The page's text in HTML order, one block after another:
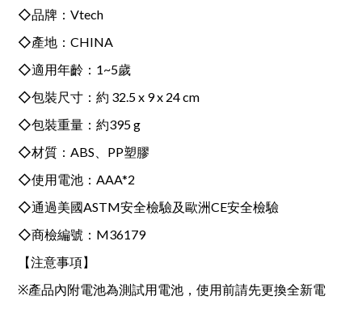
◇品牌：Vtech
◇產地：CHINA
◇適用年齡：1~5歲
◇包裝尺寸：約 32.5 x 9 x 24 cm
◇包裝重量：約395 g
◇材質：ABS、PP塑膠
◇使用電池：AAA*2
◇通過美國ASTM安全檢驗及歐洲CE安全檢驗
◇商檢編號：M36179
【注意事項】
※產品內附電池為測試用電池，使用前請先更換全新電